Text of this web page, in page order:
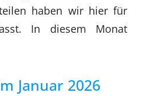
haben wir hier für
In diesem Monat
Januar 2026